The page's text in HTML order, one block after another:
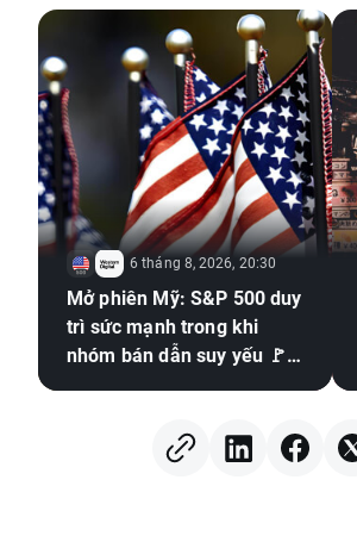
6 tháng 8, 2026, 20:30
Mở phiên Mỹ: S&P 500 duy
trì sức mạnh trong khi
nhóm bán dẫn suy yếu 🚩